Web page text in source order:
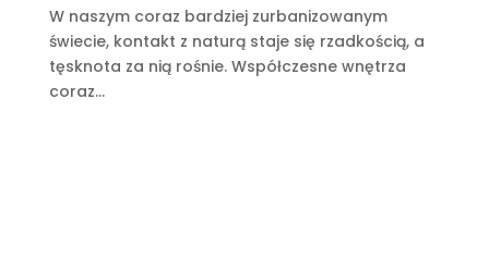
W naszym coraz bardziej zurbanizowanym
świecie, kontakt z naturą staje się rzadkością, a
tęsknota za nią rośnie. Współczesne wnętrza
coraz...